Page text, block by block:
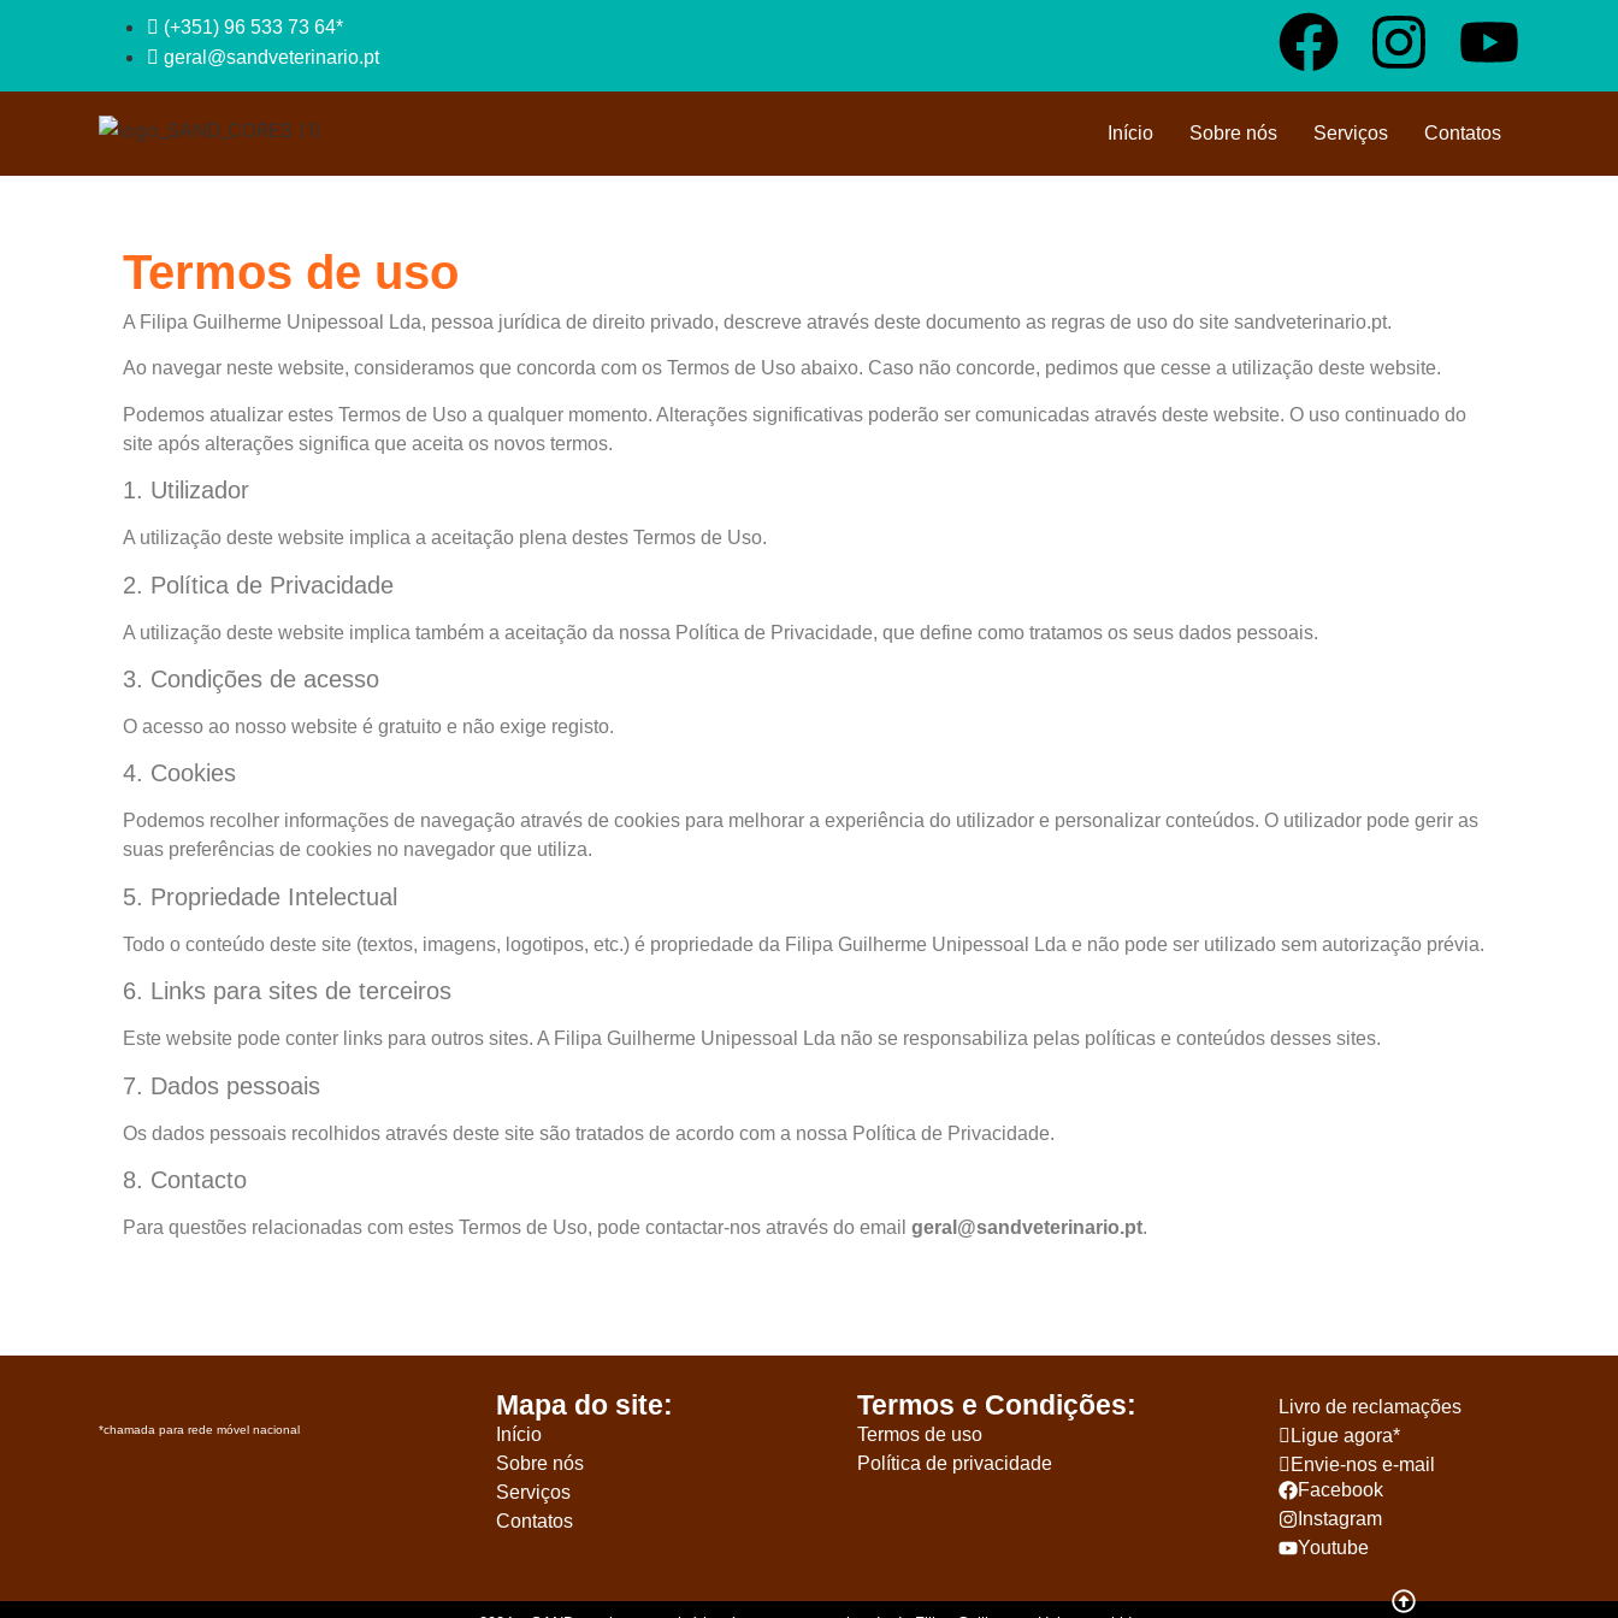
(+351) 96 533 73 64*
geral@sandveterinario.pt
Início Sobre nós Serviços Contatos
Termos de uso
A Filipa Guilherme Unipessoal Lda, pessoa jurídica de direito privado, descreve através deste documento as regras de uso do site sandveterinario.pt.
Ao navegar neste website, consideramos que concorda com os Termos de Uso abaixo. Caso não concorde, pedimos que cesse a utilização deste website.
Podemos atualizar estes Termos de Uso a qualquer momento. Alterações significativas poderão ser comunicadas através deste website. O uso continuado do
site após alterações significa que aceita os novos termos.
1. Utilizador
A utilização deste website implica a aceitação plena destes Termos de Uso.
2. Política de Privacidade
A utilização deste website implica também a aceitação da nossa Política de Privacidade, que define como tratamos os seus dados pessoais.
3. Condições de acesso
O acesso ao nosso website é gratuito e não exige registo.
4. Cookies
Podemos recolher informações de navegação através de cookies para melhorar a experiência do utilizador e personalizar conteúdos. O utilizador pode gerir as
suas preferências de cookies no navegador que utiliza.
5. Propriedade Intelectual
Todo o conteúdo deste site (textos, imagens, logotipos, etc.) é propriedade da Filipa Guilherme Unipessoal Lda e não pode ser utilizado sem autorização prévia.
6. Links para sites de terceiros
Este website pode conter links para outros sites. A Filipa Guilherme Unipessoal Lda não se responsabiliza pelas políticas e conteúdos desses sites.
7. Dados pessoais
Os dados pessoais recolhidos através deste site são tratados de acordo com a nossa Política de Privacidade.
8. Contacto
Para questões relacionadas com estes Termos de Uso, pode contactar-nos através do email geral@sandveterinario.pt.
*chamada para rede móvel nacional
Mapa do site:
Início
Sobre nós
Serviços
Contatos
Termos e Condições:
Termos de uso
Política de privacidade
Livro de reclamações
Ligue agora*
Envie-nos e-mail
Facebook
Instagram
Youtube